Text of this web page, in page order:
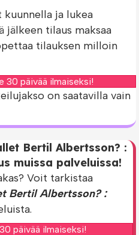
kuunnella ja lukea
jälkeen tilaus maksaa
tilauksen milloin
30 päivää ilmaiseksi!
on saatavilla vain
Bertil Albertsson? :
muissa palveluissa!
Voit tarkistaa
Bertil Albertsson? :
päivää ilmaiseksi!